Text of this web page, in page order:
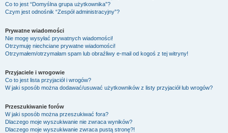
Co to jest “Domyślna grupa użytkownika”?
Czym jest odnośnik “Zespół administracyjny”?
Prywatne wiadomości
Nie mogę wysyłać prywatnych wiadomości!
Otrzymuję niechciane prywatne wiadomości!
Otrzymałem/otrzymałam spam lub obraźliwy e-mail od kogoś z tej witryny!
Przyjaciele i wrogowie
Co to jest lista przyjaciół i wrogów?
W jaki sposób można dodawać/usuwać użytkowników z listy przyjaciół lub wrogów?
Przeszukiwanie forów
W jaki sposób można przeszukiwać fora?
Dlaczego moje wyszukiwanie nie zwraca wyników?
Dlaczego moje wyszukiwanie zwraca pustą stronę?!